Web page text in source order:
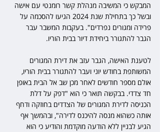
המבקש כי המשיבה מנהלת קשר רומנטי עם אישה
ובשל כך בתחילת שנת 2024 הגיעו להסכמה על
פרידה ומגורים נפרדים". בעקבות המשבר עבר
הגבר להתגורר ביחידת דיור בבית הוריו.
לטענת האישה, הגבר עזב את דירת המגורים
המשותפת בחודש יוני ועבר להתגורר בבית הוריו,
אולם מספר חודשים לאחר מכן שב אל הבית באופן
חד צדדי. בבקשה תואר כי הוא "דפק על דלת
הכניסה לדירת המגורים של הצדדים בחוזקה ודחף
אותה כשהוא מנסה להיכנס לדירה", ובהמשך אף
הגיע לבניין ללא הודעה מוקדמת והודיע כי הוא